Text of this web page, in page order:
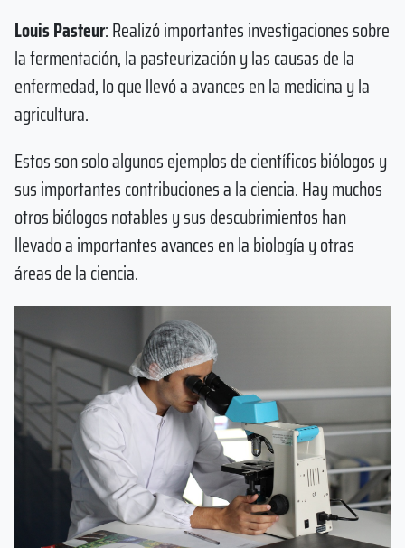
Louis Pasteur: Realizó importantes investigaciones sobre
la fermentación, la pasteurización y las causas de la
enfermedad, lo que llevó a avances en la medicina y la
agricultura.
Estos son solo algunos ejemplos de científicos biólogos y
sus importantes contribuciones a la ciencia. Hay muchos
otros biólogos notables y sus descubrimientos han
llevado a importantes avances en la biología y otras
áreas de la ciencia.